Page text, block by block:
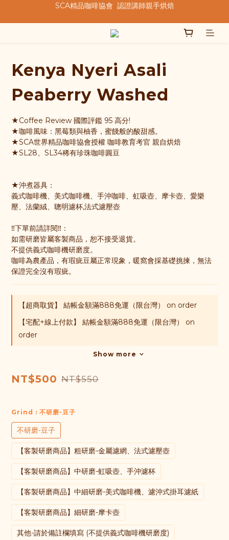
★★歡迎來到暖窩咖啡★★
★★歡迎來到暖窩咖啡★★
  我們致力於製作好的咖啡
★★歡迎來到暖窩咖啡★★
Kenya Nyeri Asali
Peaberry Washed
★Coffee Review 國際評鑑 95 高分!
★咖啡風味：黑莓類與柚香，蜜餞般的酸甜感。
★SCA世界精品咖啡協會授權 咖啡教育考官 親自烘焙
★SL28、SL34稀有珍珠咖啡圓豆
★沖煮器具：
義式咖啡機、美式咖啡機、手沖咖啡、虹吸壺、摩卡壺、愛樂
壓、法蘭絨、聰明濾杯,法式濾壓壺
‼️下單前請詳閱‼️：
如需研磨皆屬客製商品，恕不接受退貨。
不提供義式咖啡機研磨度。
咖啡為農產品，有瑕疵豆屬正常現象，暖窩會採基礎挑揀，無法
保證完全沒有瑕疵。
【超商取貨】 結帳金額滿888免運（限台灣） on order
【宅配+線上付款】 結帳金額滿888免運（限台灣） on
order
Show more
NT$500 NT$550
Grind : 不研磨-豆子
不研磨-豆子
【客製研磨商品】粗研磨-金屬濾網、法式濾壓壺
【客製研磨商品】中研磨-虹吸壺、手沖濾杯
【客製研磨商品】中細研磨-美式咖啡機、濾沖式掛耳濾紙
【客製研磨商品】細研磨-摩卡壺
其他-請於備註欄填寫 (不提供義式咖啡機研磨度)